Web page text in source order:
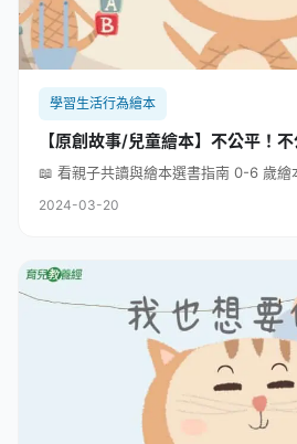
學習生活行為繪本
【原創故事/兒童繪本】不公平！不
📖 看親子共讀與繪本選書指南 0-6 歲繪
2024-03-20